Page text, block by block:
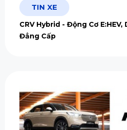
TIN XE
CRV Hybrid - Động Cơ
Đẳng Cấp